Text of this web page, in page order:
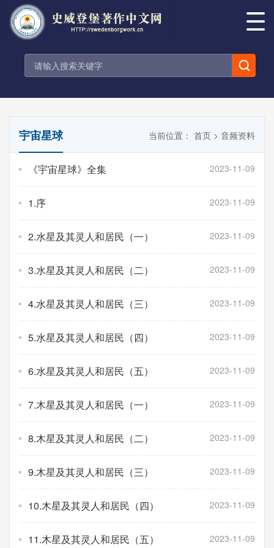
宇宙星球 当前位置： 首页 > 音频资料
《宇宙星球》全集 2023-11-09
1.序 2023-11-09
2.水星及其灵人和居民（一） 2023-11-09
3.水星及其灵人和居民（二） 2023-11-09
4.水星及其灵人和居民（三） 2023-11-09
5.水星及其灵人和居民（四） 2023-11-09
6.水星及其灵人和居民（五） 2023-11-09
7.木星及其灵人和居民（一） 2023-11-09
8.木星及其灵人和居民（二） 2023-11-09
9.木星及其灵人和居民（三） 2023-11-09
10.木星及其灵人和居民（四） 2023-11-09
11.木星及其灵人和居民（五） 2023-11-09